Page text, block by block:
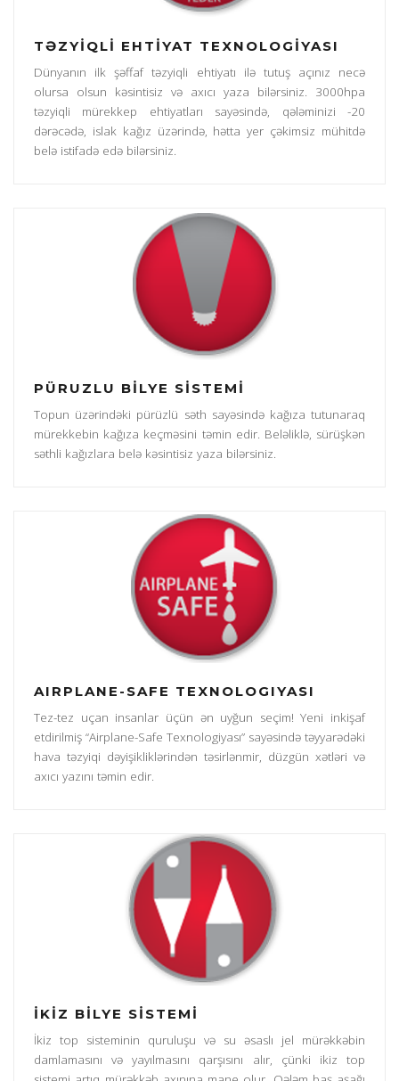
TƏZYİQLİ EHTİYAT TEXNOLOGİYASI
Dünyanın ilk şəffaf təzyiqli ehtiyatı ilə tutuş açınız necə
olursa olsun kəsintisiz və axıcı yaza bilərsiniz. 3000hpa
təzyiqli mürekkep ehtiyatları sayəsində, qələminizi -20
dərəcədə, islak kağız üzərində, hətta yer çəkimsiz mühitdə
belə istifadə edə bilərsiniz.
PÜRUZLU BİLYE SİSTEMİ
Topun üzərindəki pürüzlü səth sayəsində kağıza tutunaraq
mürekkebin kağıza keçməsini təmin edir. Beləliklə, sürüşkən
səthli kağızlara belə kəsintisiz yaza bilərsiniz.
AIRPLANE-SAFE TEXNOLOGIYASI
Tez-tez uçan insanlar üçün ən uyğun seçim! Yeni inkişaf
etdirilmiş “Airplane-Safe Texnologiyası” sayəsində təyyarədəki
hava təzyiqi dəyişikliklərindən təsirlənmir, düzgün xətləri və
axıcı yazını təmin edir.
İKİZ BİLYE SİSTEMİ
İkiz top sisteminin quruluşu və su əsaslı jel mürəkkəbin
damlamasını və yayılmasını qarşısını alır, çünki ikiz top